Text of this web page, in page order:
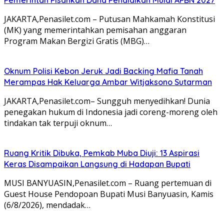
JAKARTA,Penasilet.com – Putusan Mahkamah Konstitusi
(MK) yang memerintahkan pemisahan anggaran
Program Makan Bergizi Gratis (MBG)…
Oknum Polisi Kebon Jeruk Jadi Backing Mafia Tanah
Merampas Hak Keluarga Ambar Witjaksono Sutarman
JAKARTA,Penasilet.com– Sungguh menyedihkan! Dunia
penegakan hukum di Indonesia jadi coreng-moreng oleh
tindakan tak terpuji oknum…
Ruang Kritik Dibuka, Pemkab Muba Diuji: 13 Aspirasi
Keras Disampaikan Langsung di Hadapan Bupati
MUSI BANYUASIN,Penasilet.com – Ruang pertemuan di
Guest House Pendopoan Bupati Musi Banyuasin, Kamis
(6/8/2026), mendadak…